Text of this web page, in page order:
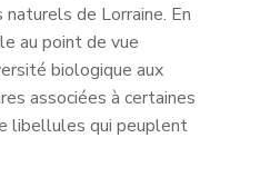
de Lorraine. En
au point de vue
biologique aux
associées à certaines
libellules qui peuplent